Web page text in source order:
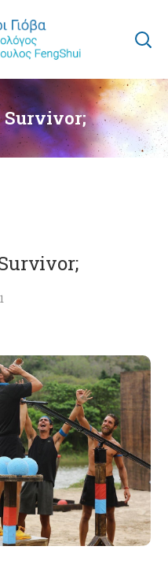
Survivor;